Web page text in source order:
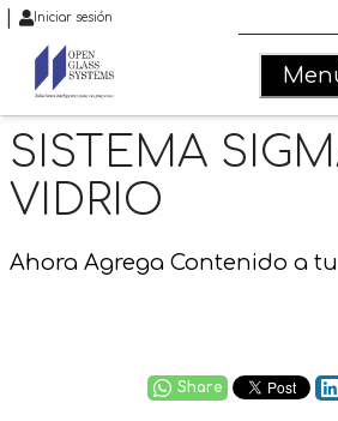
Iniciar sesión
SISTEMA
VIDRIO
Ahora Agrega Contenido a
Share